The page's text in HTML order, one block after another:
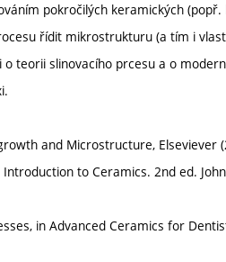
pokročilých keramických
řídit mikrostrukturu (a tím i
teorii slinovacího prcesu a o
and Microstructure, Elseviever
Introduction to Ceramics. 2nd ed.
in Advanced Ceramics for